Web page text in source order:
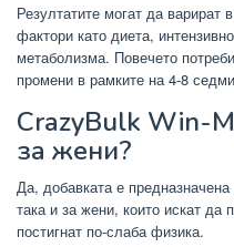
Резултатите могат да варират
фактори като диета,
метаболизма. Повечето
промени в рамките на 4-8
CrazyBulk Win-
за жени?
Да, добавката е
така и за жени, които искат да
постигнат по-слаба физика.